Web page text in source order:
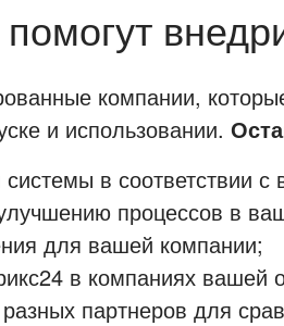
компании,
и использовании.
в соответствии
процессов в
для вашей компании;
в компаниях вашей
партнеров для